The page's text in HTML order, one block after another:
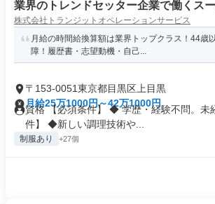
業界のトレンドセッター企業で働くス
株式会社トランジットオペレーションサービス
月給の時間給換算額は業界トップクラス！44歳
障！履歴書・志望動機・自己...
〒153-0051東京都目黒区上目黒
月給25万1000円～42万1000円
資格 【必須条件】 ◆ 学歴・経験不問。未
件】 ◆新しい調理技術や...
制服あり +27個